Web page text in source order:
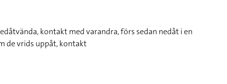
kontakt med varandra, förs sedan nedåt i en
de vrids uppåt, kontakt